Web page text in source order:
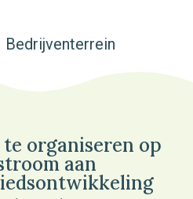
Bedrijventerrein
organiseren op
aan